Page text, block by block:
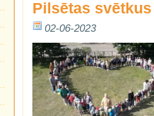
Pilsētas
02-06-2023